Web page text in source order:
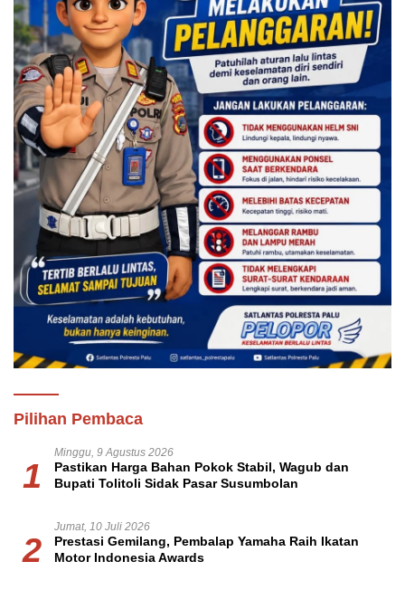
Pilihan Pembaca
1
Minggu, 9 Agustus 2026
Pastikan Harga Bahan Pokok Stabil, Wagub dan
Bupati Tolitoli Sidak Pasar Susumbolan
2
Jumat, 10 Juli 2026
Prestasi Gemilang, Pembalap Yamaha Raih Ikatan
Motor Indonesia Awards